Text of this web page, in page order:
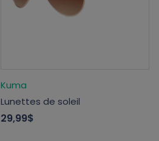
Kuma
Lunettes de soleil
29,99$